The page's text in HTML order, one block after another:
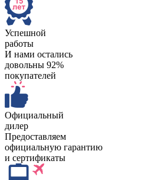
Успешной
работы
И нами остались
довольны 92%
покупателей
Официальный
дилер
Предоставляем
официальную гарантию
и сертификаты